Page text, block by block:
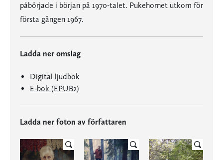
påbörjade i början på 1970-talet. Pukehornet utkom för
första gången 1967.
Ladda ner omslag
Digital ljudbok
E-bok (EPUB2)
Ladda ner foton av författaren